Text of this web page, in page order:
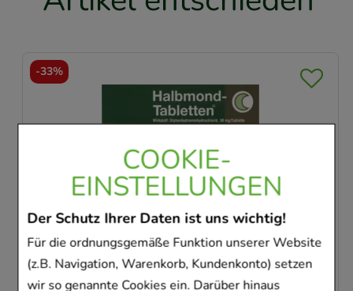
COOKIE-
EINSTELLUNGEN
Der Schutz Ihrer Daten ist uns wichtig!
Für die ordnungsgemäße Funktion unserer Website
(z.B. Navigation, Warenkorb, Kundenkonto) setzen
wir so genannte Cookies ein. Darüber hinaus
HALBMOND Tabletten
Arzneimittel GmbH
20St Tabletten
00444814
26,5%